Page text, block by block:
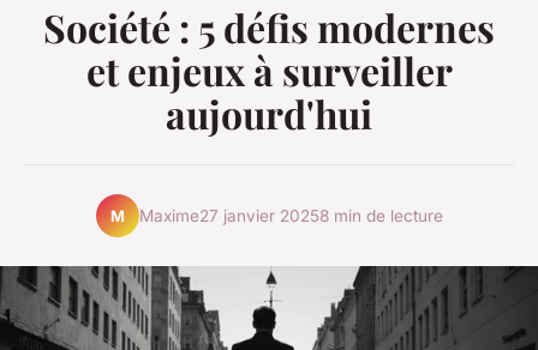
Société : 5 défis modernes
et enjeux à surveiller
aujourd'hui
M Maxime27 janvier 20258 min de lecture